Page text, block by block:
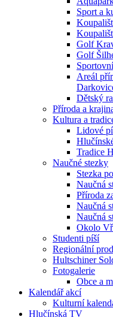
Sport a
Golf
Golf
Areál
Dětský
Příroda a
Kultura a
Lidové
Tradice
Naučné stezky
Stezka
Naučná
Příroda
Naučná
Naučná
Okolo
Studenti píší
Regionální
Hultschiner
Fotogalerie
Obce a
Kalendář akcí
Kulturní
Hlučínská TV